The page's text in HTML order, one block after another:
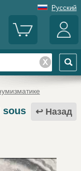
Русский
Назад
sous